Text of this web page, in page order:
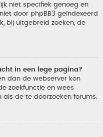
niet specifiek genoeg en
door phpBB3 geïndexeerd
bij uitgebreid zoeken, de
in een lege pagina?
dan de webserver kon
zoekfunctie en wees
de te doorzoeken forums.